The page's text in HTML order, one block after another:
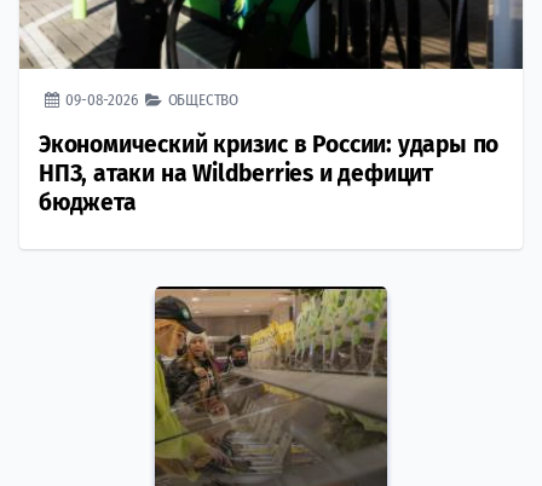
09-08-2026 ОБЩЕСТВО
Экономический кризис в России: удары по
НПЗ, атаки на Wildberries и дефицит
бюджета